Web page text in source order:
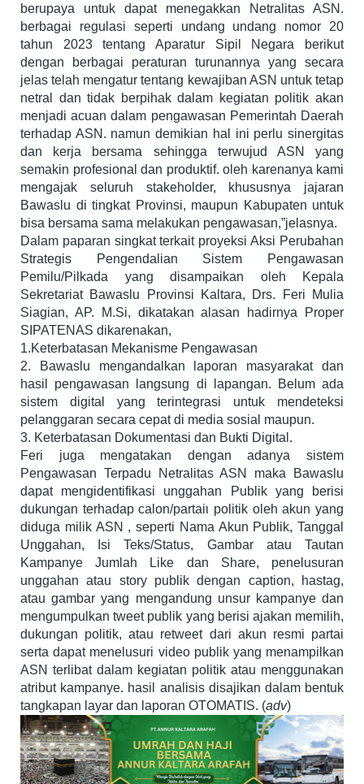
berupaya untuk dapat menegakkan Netralitas ASN.
berbagai regulasi seperti undang undang nomor 20
tahun 2023 tentang Aparatur Sipil Negara berikut
dengan berbagai peraturan turunannya yang secara
jelas telah mengatur tentang kewajiban ASN untuk tetap
netral dan tidak berpihak dalam kegiatan politik akan
menjadi acuan dalam pengawasan Pemerintah Daerah
terhadap ASN. namun demikian hal ini perlu sinergitas
dan kerja bersama sehingga terwujud ASN yang
semakin profesional dan produktif. oleh karenanya kami
mengajak seluruh stakeholder, khususnya jajaran
Bawaslu di tingkat Provinsi, maupun Kabupaten untuk
bisa bersama sama melakukan pengawasan,”jelasnya.
Dalam paparan singkat terkait proyeksi Aksi Perubahan
Strategis Pengendalian Sistem Pengawasan
Pemilu/Pilkada yang disampaikan oleh Kepala
Sekretariat Bawaslu Provinsi Kaltara, Drs. Feri Mulia
Siagian, AP. M.Si, dikatakan alasan hadirnya Proper
SIPATENAS dikarenakan,
1.Keterbatasan Mekanisme Pengawasan
2. Bawaslu mengandalkan laporan masyarakat dan
hasil pengawasan langsung di lapangan. Belum ada
sistem digital yang terintegrasi untuk mendeteksi
pelanggaran secara cepat di media sosial maupun.
3. Keterbatasan Dokumentasi dan Bukti Digital.
Feri juga mengatakan dengan adanya sistem
Pengawasan Terpadu Netralitas ASN maka Bawaslu
dapat mengidentifikasi unggahan Publik yang berisi
dukungan terhadap calon/partaiι politik oleh akun yang
diduga milik ASN , seperti Nama Akun Publik, Tanggal
Unggahan, Isi Teks/Status, Gambar atau Tautan
Kampanye Jumlah Like dan Share, penelusuran
unggahan atau story publik dengan caption, hastag,
atau gambar yang mengandung unsur kampanye dan
mengumpulkan tweet publik yang berisi ajakan memilih,
dukungan politik, atau retweet dari akun resmi partai
serta dapat menelusuri video publik yang menampilkan
ASN terlibat dalam kegiatan politik atau menggunakan
atribut kampanye. hasil analisis disajikan dalam bentuk
tangkapan layar dan laporan OTOMATIS. (adv)